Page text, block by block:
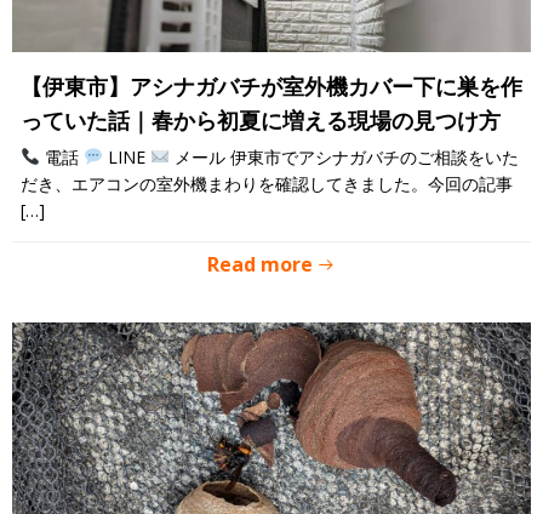
【伊東市】アシナガバチが室外機カバー下に巣を作
っていた話｜春から初夏に増える現場の見つけ方
電話 LINE
メール 伊東市でアシナガバチのご相談をいた
だき、エアコンの室外機まわりを確認してきました。今回の記事
[…]
Read more